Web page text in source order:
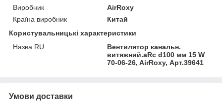
Виробник
AirRoxy
Країна виробник
Китай
Користувальницькі характеристики
Назва RU
Вентилятор канальн.
витяжний.aRc d100 мм 15 W
70-06-26, AirRoxy, Арт.39641
Умови доставки